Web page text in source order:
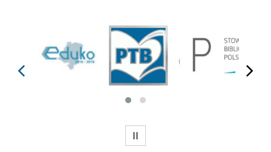
prev next
WSTRZYMAJ